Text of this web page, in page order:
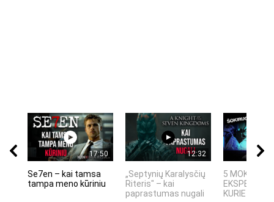
17:50
Se7en – kai tamsa
tampa meno kūriniu
12:32
„Septynių Karalysčių
Riteris" – kai
paprastumas nugali
5 MOKSLINIAI
KURIE